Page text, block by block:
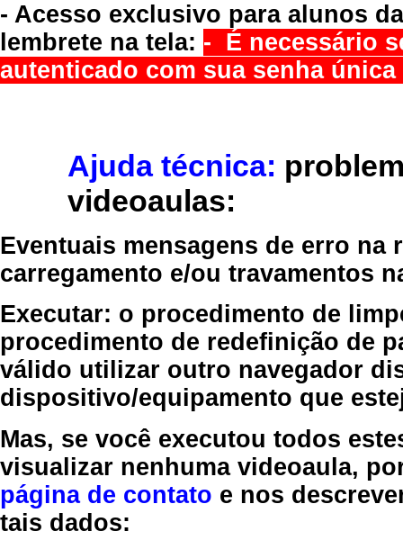
- Acesso exclusivo para alunos
lembrete na tela: - É necessário
autenticado com sua senha
Ajuda técnica:
videoaulas:
Eventuais mensagens de erro
carregamento e/ou travamentos
Executar: o procedimento de
procedimento de redefinição de
válido utilizar outro navegador
dispositivo/equipamento que
Mas, se você executou todos
visualizar nenhuma videoaula,
página de contato e nos
tais dados: